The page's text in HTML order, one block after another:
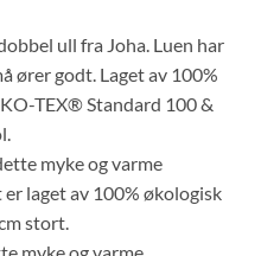
ull fra Joha. Luen har
ører godt. Laget av 100%
TEX® Standard 100 &